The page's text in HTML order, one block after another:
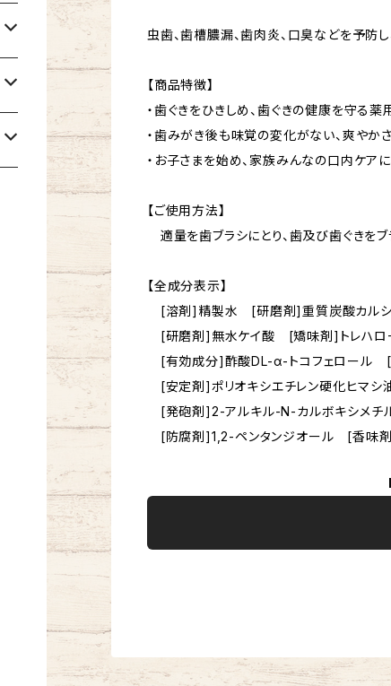
虫歯、歯槽膿漏、歯肉炎、口臭などを予防
【商品特徴】
・歯ぐきをひきしめ、歯ぐきの健康を守る薬
・歯みがき後も味覚の変化がない、爽やかさ
・お子さまを始め、家族みんなの口内ケアに
【ご使用方法】
適量を歯ブラシにとり、歯及び歯ぐきをブ
【全成分表示】
[溶剤]精製水 [研磨剤]重質炭酸カルシ
[研磨剤]無水ケイ酸 [矯味剤]トレハロ
[有効成分]酢酸DL-α-トコフェロール
[安定剤]ポリオキシエチレン硬化ヒマ
[発砲剤]2-アルキル-N-カルボキシメチ
[防腐剤]1,2-ペンタンジオール [香味剤]